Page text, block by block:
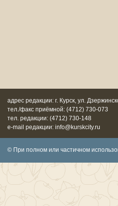
адрес редакции: г. Курск, ул.
тел./факс приёмной: (4712) 730-073
тел. редакции: (4712) 730-148
e-mail редакции: info@kurskcity.ru
© При полном или частичном